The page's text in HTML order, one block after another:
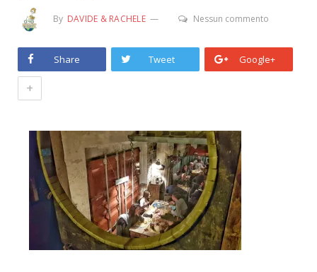
By DAVIDE & RACHELE Nessun commento
Share Tweet Google+
+